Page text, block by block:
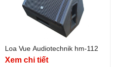
Loa Vue Audiotechnik hm-112
Xem chi tiết